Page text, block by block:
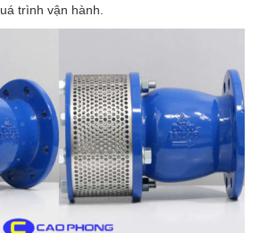
trình vận hành.